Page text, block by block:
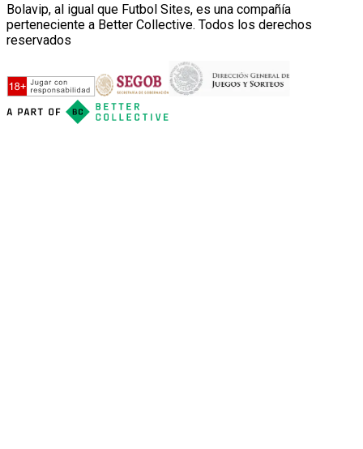
Bolavip, al igual que Futbol Sites, es una compañía
perteneciente a Better Collective. Todos los derechos
reservados